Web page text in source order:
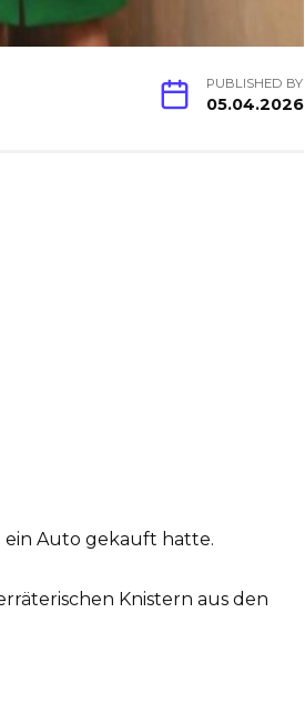
PUBLISHED BY
05.04.2026
ein Auto gekauft hatte.
Knistern aus den